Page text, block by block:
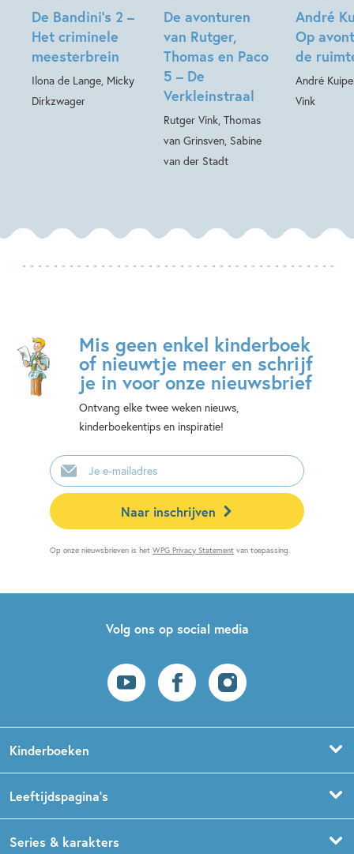
De Bandini’s 2 –
Het criminele
meesterbrein
Ilona de Lange, Micky
Dirkzwager
De avonturen
van Rutger,
Thomas en Paco
5 – De
Verkleinstraal
Rutger Vink, Thomas
van Grinsven, Sabine
van der Stadt
André
Op
de
André
Vink
Mis geen enkel kinderboek
of nieuwtje meer en schrijf
je in voor onze nieuwsbrief
Ontvang elke twee weken nieuws,
kinderboekentips en inspiratie!
E-
mailadres
Naar inschrijven
Op onze nieuwsbrieven is hetWPG Privacy Statement van toepassing.
Volg ons op social media
Kinderboeken
Prentenboeken
Leeftijdspagina’s
Series & karakters